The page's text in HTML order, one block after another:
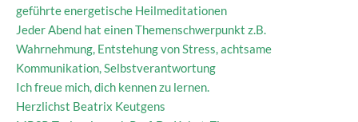
geführte energetische Heilmeditationen
Jeder Abend hat einen Themenschwerpunkt z.B.
Wahrnehmung, Entstehung von Stress, achtsame
Kommunikation, Selbstverantwortung
Ich freue mich, dich kennen zu lernen.
Herzlichst Beatrix Keutgens